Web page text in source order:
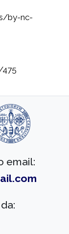
by-nc-
email: